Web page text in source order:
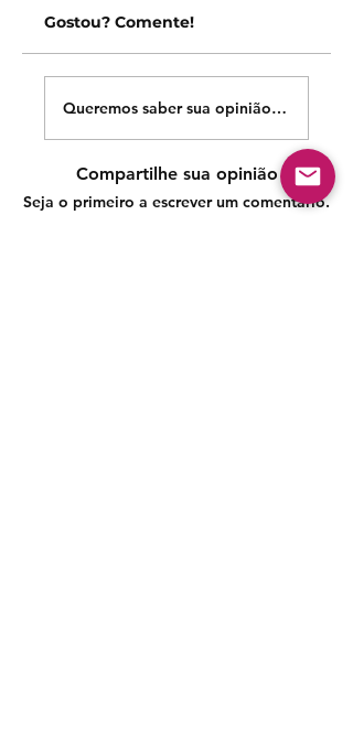
Gostou? Comente!
Queremos saber sua opinião sobre
Compartilhe sua opinião
Seja o primeiro a escrever um comentário.